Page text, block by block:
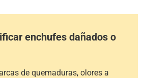
enchufes dañados o
de quemaduras, olores a